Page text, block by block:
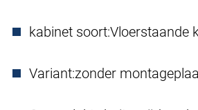
kabinet soort:Vloerstaande
Variant:zonder